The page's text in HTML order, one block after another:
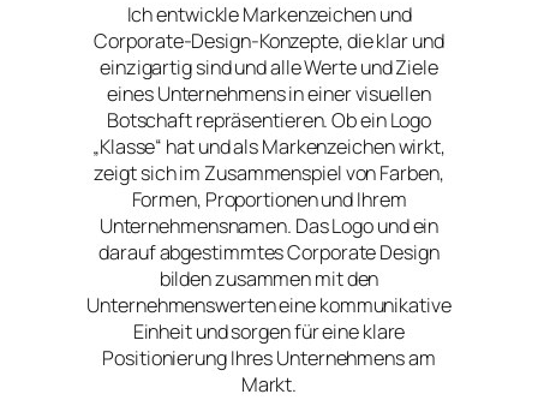
Ich entwickle Markenzeichen und
Corporate-Design-Konzepte, die klar und
einzigartig sind und alle Werte und Ziele
eines Unternehmens in einer visuellen
Botschaft repräsentieren. Ob ein Logo
„Klasse“ hat und als Markenzeichen wirkt,
zeigt sich im Zusammenspiel von Farben,
Formen, Proportionen und Ihrem
Unternehmensnamen. Das Logo und ein
darauf abgestimmtes Corporate Design
bilden zusammen mit den
Unternehmenswerten eine kommunikative
Einheit und sorgen für eine klare
Positionierung Ihres Unternehmens am
Markt.